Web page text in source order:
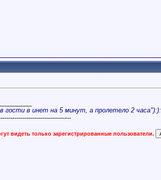
гости в инет на 5 минут, а пролетело 2 часа"):):
видеть только зарегистрированные пользователи.